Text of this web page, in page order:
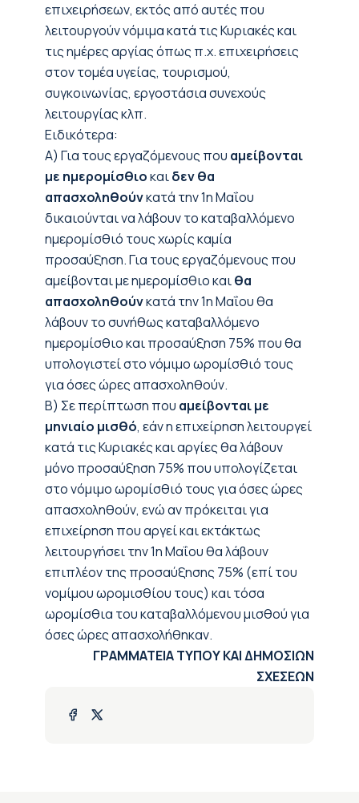
επιχειρήσεων, εκτός από αυτές που
λειτουργούν νόμιμα κατά τις Κυριακές και
τις ημέρες αργίας όπως π.χ. επιχειρήσεις
στον τομέα υγείας, τουρισμού,
συγκοινωνίας, εργοστάσια συνεχούς
λειτουργίας κλπ.
Ειδικότερα:
Α) Για τους εργαζόμενους που αμείβονται
με ημερομίσθιοκαιδεν θα
απασχοληθούνκατά την 1η Μαΐου
δικαιούνται να λάβουν το καταβαλλόμενο
ημερομίσθιό τους χωρίς καμία
προσαύξηση. Για τους εργαζόμενους που
αμείβονται με ημερομίσθιο καιθα
απασχοληθούνκατά την 1η Μαΐου θα
λάβουν το συνήθως καταβαλλόμενο
ημερομίσθιο και προσαύξηση 75% που θα
υπολογιστεί στο νόμιμο ωρομίσθιό τους
για όσες ώρες απασχοληθούν.
Β) Σε περίπτωση που αμείβονται με
μηνιαίο μισθό, εάν η επιχείρηση λειτουργεί
κατά τις Κυριακές και αργίες θα λάβουν
μόνο προσαύξηση 75% που υπολογίζεται
στο νόμιμο ωρομίσθιό τους για όσες ώρες
απασχοληθούν, ενώ αν πρόκειται για
επιχείρηση που αργεί και εκτάκτως
λειτουργήσει την 1η Μαΐου θα λάβουν
επιπλέον της προσαύξησης 75% (επί του
νομίμου ωρομισθίου τους) και τόσα
ωρομίσθια του καταβαλλόμενου μισθού για
όσες ώρες απασχολήθηκαν.
ΓΡΑΜΜΑΤΕΙΑ ΤΥΠΟΥ ΚΑΙ ΔΗΜΟΣΙΩΝ
ΣΧΕΣΕΩΝ